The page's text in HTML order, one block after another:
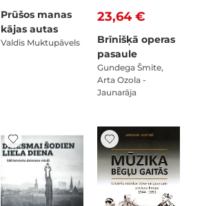
Prūšos manas
kājas autas
Valdis Muktupāvels
23,64 €
Brīnišķā operas
pasaule
Gundega Šmite,
Arta Ozola -
Jaunarāja